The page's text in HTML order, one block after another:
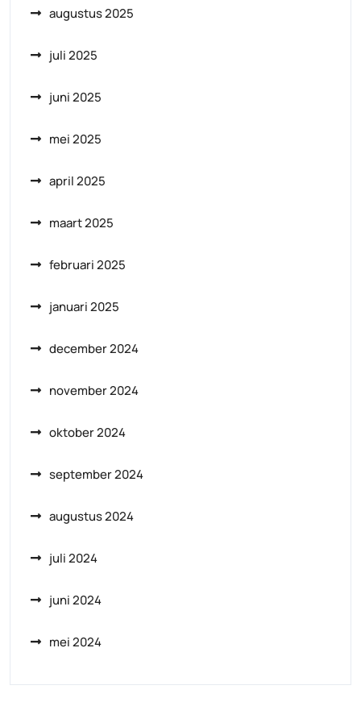
augustus 2025
juli 2025
juni 2025
mei 2025
april 2025
maart 2025
februari 2025
januari 2025
december 2024
november 2024
oktober 2024
september 2024
augustus 2024
juli 2024
juni 2024
mei 2024